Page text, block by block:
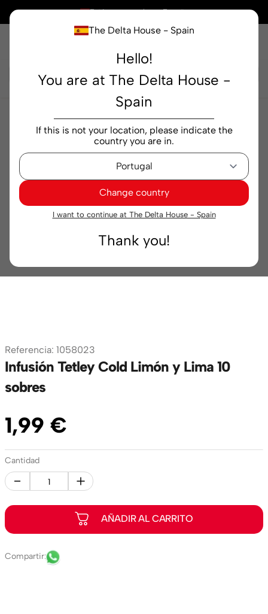
The Delta House - Spain
Hello!
You are at The Delta House -
Spain
If this is not your location, please indicate the
country you are in.
Change country
I want to continue at The Delta House - Spain
Thank you!
× Está comprando en España
Tés e infusiones infusiones
Infusión Tetley Cold
Limón y Lima 10 sobres
Referencia: 1058023
Infusión Tetley Cold Limón y Lima 10
sobres
1,99 €
Cantidad